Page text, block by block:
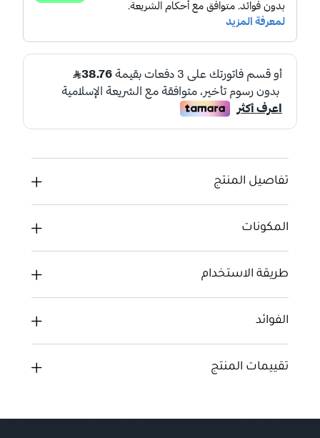
تفاصيل المنتج
المكونات
طريقة الاستخدام
الفوائد
تقييمات المنتج